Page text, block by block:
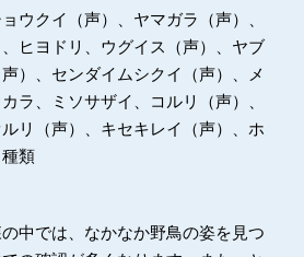
ウクイ（声）、ヤマガラ（声）、
ヒヨドリ、ウグイス（声）、ヤブ
）、センダイムシクイ（声）、メ
ラ、ミソサザイ、コルリ（声）、
リ（声）、キセキレイ（声）、ホ
類
中では、なかなか野鳥の姿を見つ